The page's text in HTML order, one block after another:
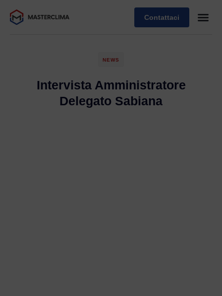
Contattaci
NEWS
Intervista Amministratore
Delegato Sabiana